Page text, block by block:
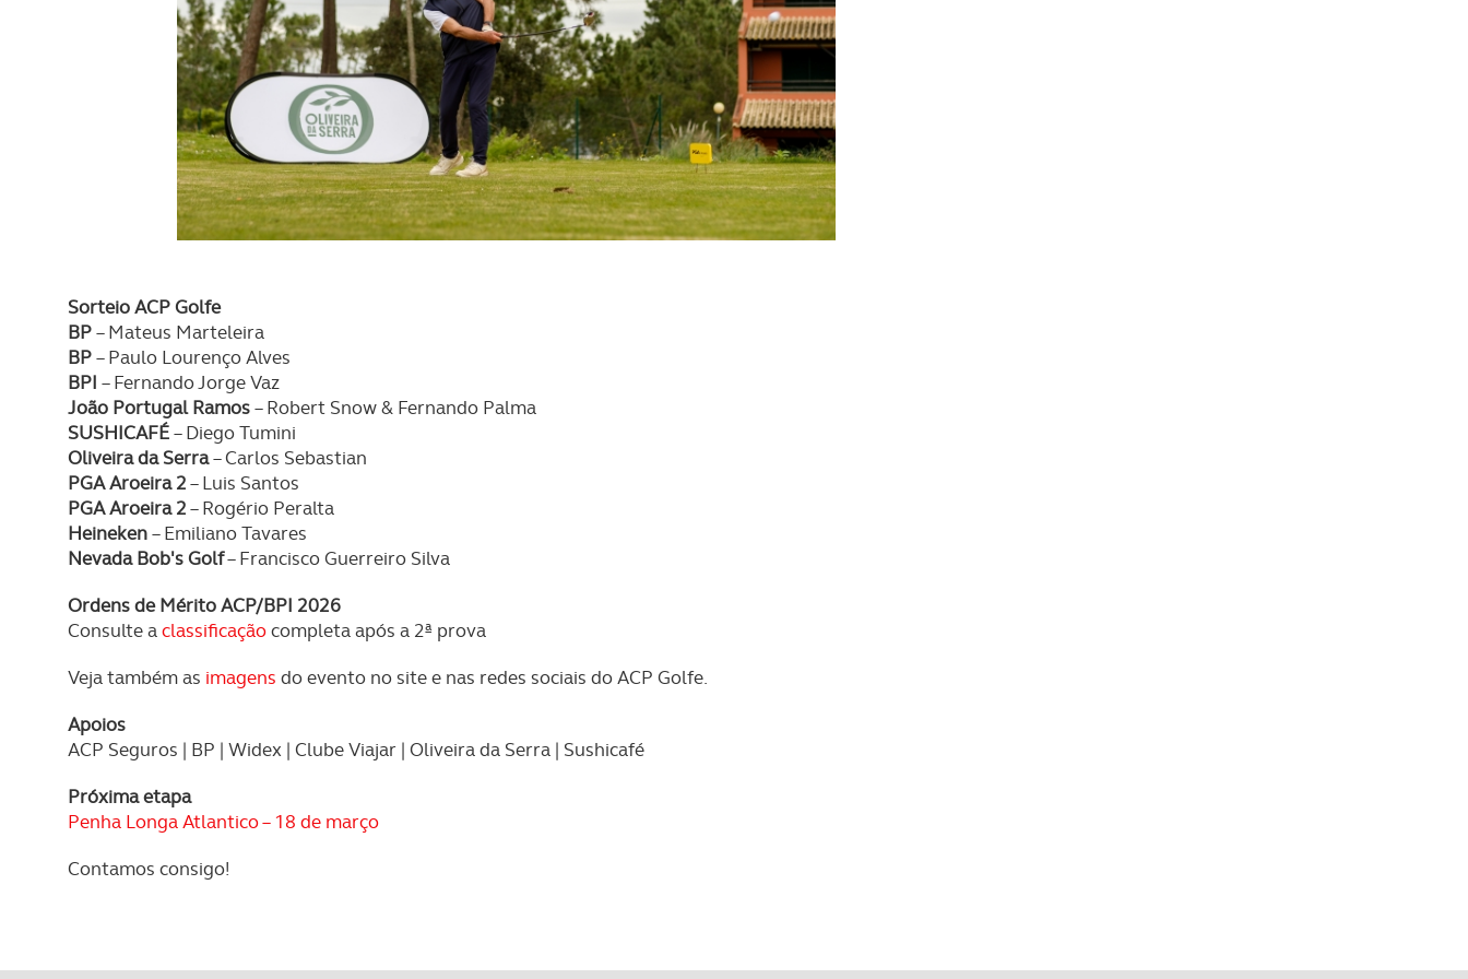
Sorteio ACP Golfe
BP– Mateus Marteleira
BP– Paulo Lourenço Alves
BPI – Fernando Jorge Vaz
João Portugal Ramos– Robert Snow & Fernando Palma
SUSHICAFÉ– Diego Tumini
Oliveira da Serra– Carlos Sebastian
PGA Aroeira 2– Luis Santos
PGA Aroeira 2– Rogério Peralta
Heineken– Emiliano Tavares
Nevada Bob's Golf– Francisco Guerreiro Silva
Ordens de Mérito ACP/BPI 2026
Consulte aclassificaçãocompleta após a 2ª prova
Veja também as imagens do evento no site e nas redes sociais do ACP Golfe.
Apoios
ACP Seguros | BP | Widex | Clube Viajar | Oliveira da Serra | Sushicafé
Próxima etapa
Penha Longa Atlantico – 18 de março
Contamos consigo!